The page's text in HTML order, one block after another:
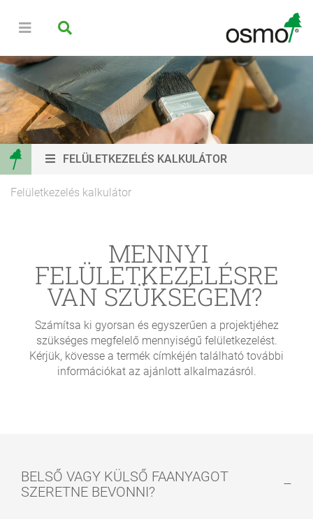
FELÜLETKEZELÉS KALKULÁTOR
Felületkezelés kalkulátor
MENNYI
FELÜLETKEZELÉSRE
VAN SZÜKSÉGEM?
Számítsa ki gyorsan és egyszerűen a projektjéhez
szükséges megfelelő mennyiségű felületkezelést.
Kérjük, kövesse a termék címkéjén található további
információkat az ajánlott alkalmazásról.
BELSŐ VAGY KÜLSŐ FAANYAGOT
SZERETNE BEVONNI?